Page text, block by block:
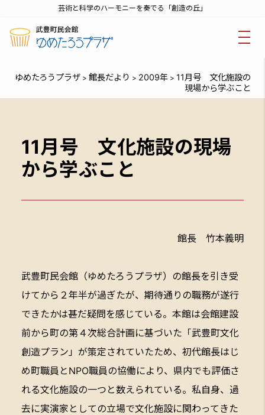
芸術と科学のハーモニーを奏でる「創造の丘」
ゆめたろうプラザ > 館長だより > 2009年 > 11月号 文化施設の
現場から学ぶこと
11月号 文化施設の現場
から学ぶこと
館長 竹本義明
武豊町民会館（ゆめたろうプラザ）の館長を引き受
けてから２年半が過ぎたが、期待通りの職務が遂行
できたかは甚だ疑問を感じている。本館は会館建設
前から町の第４次総合計画に基づいた「武豊町文化
創造プラン」が策定されていたため、初代館長はじ
め町職員とNPO職員の協働により、県内でも評価さ
れる文化施設の一つと数えられている。私自身、過
去に実演家としての立場で文化施設に関わってきた